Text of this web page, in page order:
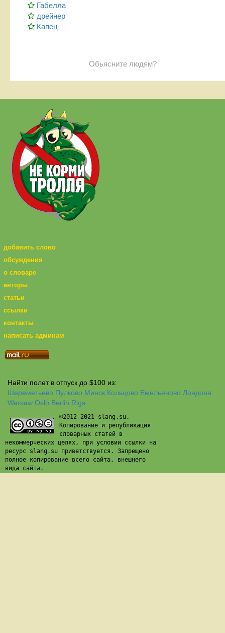
Габелла
дрейнер
Капец
Обьясните людям?
добавить слово
обсуждения
о словаре
авторы
статьи
ссылки
контакты
написать админам
Найти полет в отпуск до $100 из:
Шереметьево Пулково Минск Кольцово Емельяново Лондона
Warsaw Oslo Berlin Riga
©2012-2021 slang.su.
Копирование и републикация
словарных статей в
некоммерческих целях, при условии ссылки на
ресурс slang.su приветствуется. Запрещено
полное копирование всего сайта, внешнего
вида сайта.